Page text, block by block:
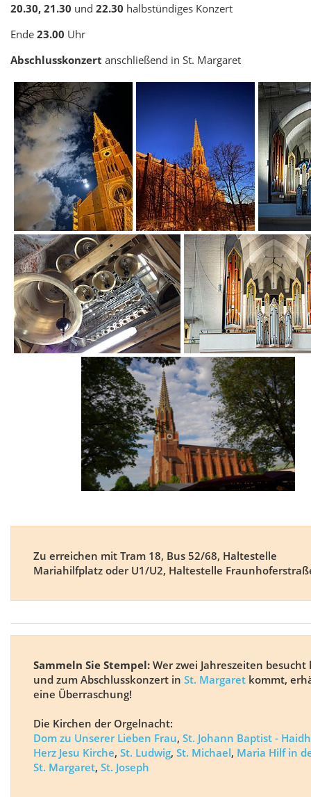
20.30, 21.30 und 22.30 halbstündiges Konzert
Ende 23.00 Uhr
Abschlusskonzert anschließend in St. Margaret
Zu erreichen mit Tram 18, Bus 52/68, Haltestelle
Mariahilfplatz oder U1/U2, Haltestelle
Sammeln Sie Stempel: Wer zwei Jahreszeiten besucht
und zum Abschlusskonzert in St. Margaret kommt,
eine Überraschung!
Die Kirchen der Orgelnacht:
Dom zu Unserer Lieben Frau, St. Johann Baptist -
Herz Jesu Kirche, St. Ludwig, St. Michael, Maria Hilf in
St. Margaret, St. Joseph